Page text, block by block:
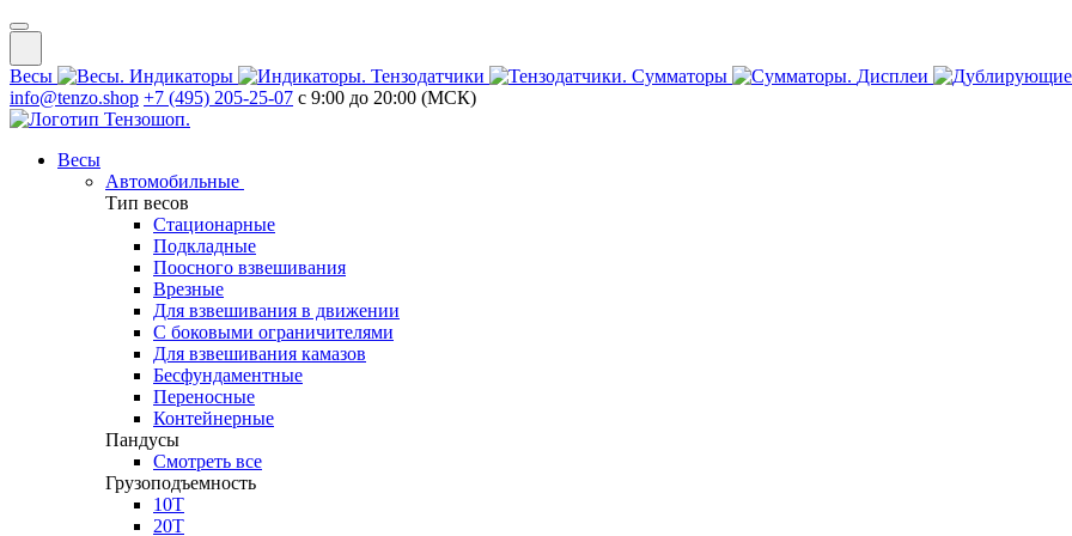
Весы Индикаторы Тензодатчики Сумматоры Дисплеи
info@tenzo.shop +7 (495) 205-25-07 с 9:00 до 20:00 (МСК)
Весы
Автомобильные
Тип весов
Стационарные
Подкладные
Поосного взвешивания
Врезные
Для взвешивания в движении
С боковыми ограничителями
Для взвешивания камазов
Бесфундаментные
Переносные
Контейнерные
Пандусы
Смотреть все
Грузоподъемность
10Т
20Т